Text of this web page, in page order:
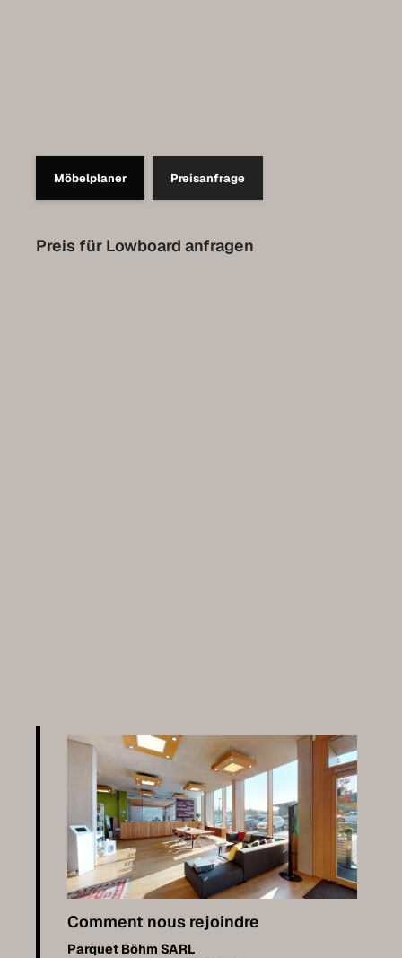
Möbelplaner Preisanfrage
Preis für Lowboard anfragen
Comment nous rejoindre
Parquet Böhm SARL